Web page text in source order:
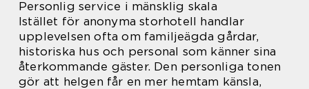
Personlig service i mänsklig skala
Istället för anonyma storhotell handlar
upplevelsen ofta om familjeägda gårdar,
historiska hus och personal som känner sina
återkommande gäster. Den personliga tonen
gör att helgen får en mer hemtam känsla,